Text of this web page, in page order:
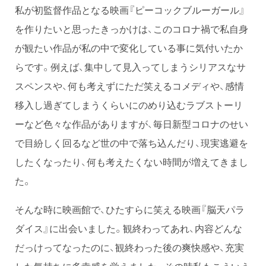
私が初監督作品となる映画『ピーコックブルーガール』
を作りたいと思ったきっかけは、このコロナ禍で私自身
が観たい作品が私の中で変化している事に気付いたか
らです。例えば、集中して見入ってしまうシリアスなサ
スペンスや、何も考えずにただ笑えるコメディや、感情
移入し過ぎてしまうくらいにのめり込むラブストーリ
ーなど色々な作品がありますが、毎日新型コロナのせい
で目紛しく回るなど世の中で落ち込んだり、現実逃避を
したくなったり、何も考えたくない時間が増えてきまし
た。
そんな時に映画館で、ひたすらに笑える映画『脳天パラ
ダイス』に出会いました。観終わってあれ、内容どんな
だっけってなったのに、観終わった後の爽快感や、充実